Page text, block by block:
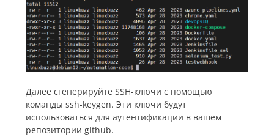
Далее сгенерируйте SSH-ключи с помощью
команды ssh-keygen. Эти ключи будут
использоваться для аутентификации в вашем
репозитории github.